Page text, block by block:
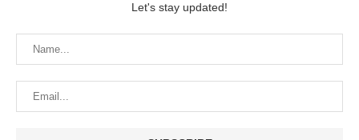
Let's stay updated!